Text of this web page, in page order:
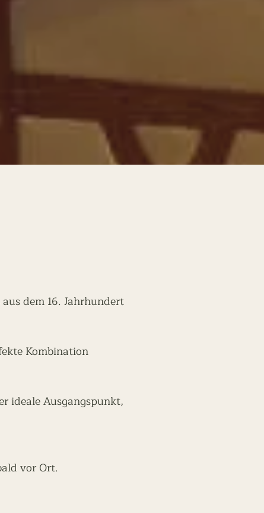
dem 16. Jahrhundert
Kombination
ideale Ausgangspunkt,
vor Ort.